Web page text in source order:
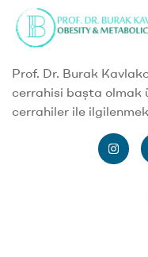
Prof. Dr. Burak
cerrahisi başta olmak
cerrahiler ile